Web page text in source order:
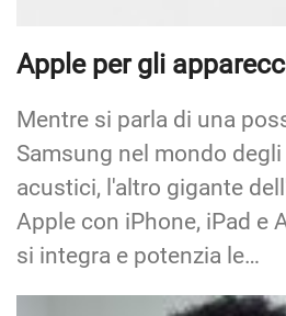
Apple per gli
Mentre si parla di una
Samsung nel mondo
acustici, l'altro gigante
Apple con iPhone, iPad e
si integra e potenzia le…